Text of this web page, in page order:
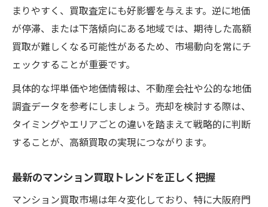
まりやすく、買取査定にも好影響を与えます。逆に地価
が停滞、または下落傾向にある地域では、期待した高額
買取が難しくなる可能性があるため、市場動向を常にチ
ェックすることが重要です。
具体的な坪単価や地価情報は、不動産会社や公的な地価
調査データを参考にしましょう。売却を検討する際は、
タイミングやエリアごとの違いを踏まえて戦略的に判断
することが、高額買取の実現につながります。
最新のマンション買取トレンドを正しく把握
マンション買取市場は年々変化しており、特に大阪府門